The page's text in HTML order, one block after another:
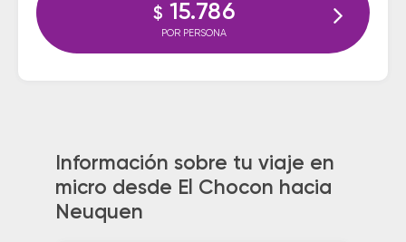
$ 15.786
POR PERSONA
Información sobre tu viaje en
micro desde El Chocon hacia
Neuquen